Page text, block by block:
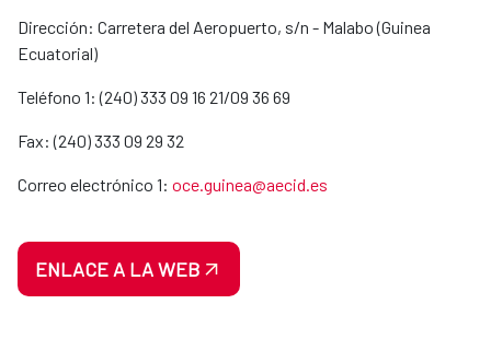
Dirección: Carretera del Aeropuerto, s/n - Malabo (Guinea
Ecuatorial)
Teléfono 1: (240) 333 09 16 21/09 36 69
Fax: (240) 333 09 29 32
Correo electrónico 1: oce.guinea@aecid.es
ENLACE A LA WEB